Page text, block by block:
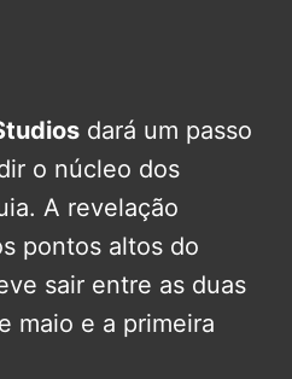
dará um passo
o núcleo dos
A revelação
pontos altos do
sair entre as duas
maio e a primeira